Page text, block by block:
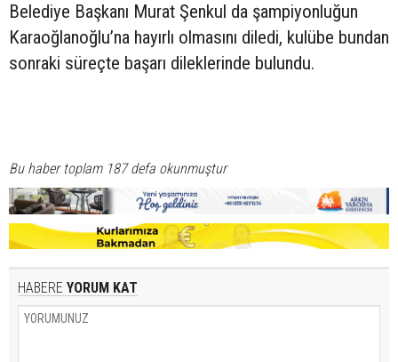
Belediye Başkanı Murat Şenkul da şampiyonluğun
Karaoğlanoğlu’na hayırlı olmasını diledi, kulübe bundan
sonraki süreçte başarı dileklerinde bulundu.
Bu haber toplam 187 defa okunmuştur
HABERE YORUM KAT